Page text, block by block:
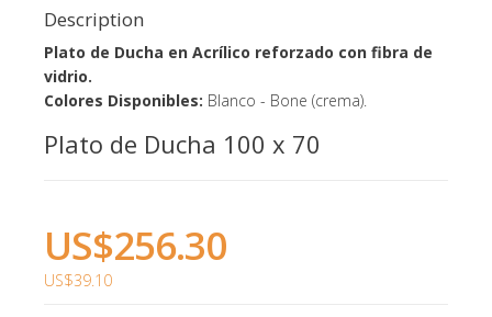
Description
Plato de Ducha en Acrílico reforzado con fibra de
vidrio.
Colores Disponibles: Blanco - Bone (crema).
Plato de Ducha 100 x 70
US$256.30
US$39.10